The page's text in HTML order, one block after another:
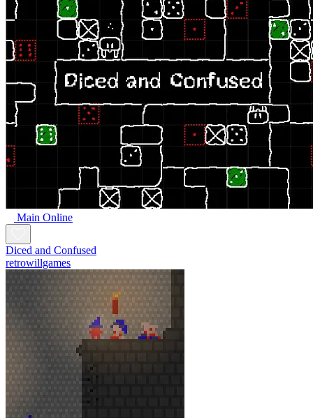
Main Online
Diced and Confused
retrowillgames